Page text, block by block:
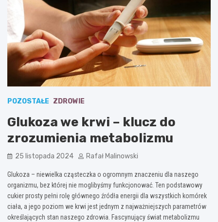
POZOSTAŁE ZDROWIE
Glukoza we krwi – klucz do
zrozumienia metabolizmu
25 listopada 2024 Rafał Malinowski
Glukoza – niewielka cząsteczka o ogromnym znaczeniu dla naszego
organizmu, bez której nie moglibyśmy funkcjonować. Ten podstawowy
cukier prosty pełni rolę głównego źródła energii dla wszystkich komórek
ciała, a jego poziom we krwi jest jednym z najważniejszych parametrów
określających stan naszego zdrowia. Fascynujący świat metabolizmu